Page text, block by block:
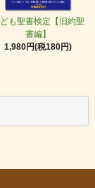
も聖書検定【旧約聖
書編】
1,980円(税180円)